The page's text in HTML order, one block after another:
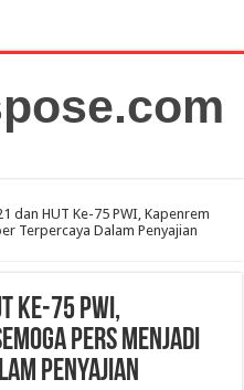
dan HUT Ke-75 PWI, Kapenrem
Terpercaya Dalam Penyajian
Ke-75 PWI,
Pers Menjadi
Penyajian